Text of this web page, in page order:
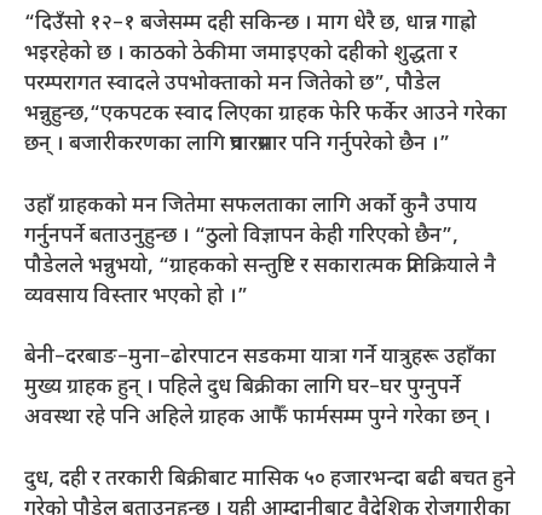
“दिउँसो १२–१ बजेसम्म दही सकिन्छ । माग धेरै छ, धान्न गाह्रो
भइरहेको छ । काठको ठेकीमा जमाइएको दहीको शुद्धता र
परम्परागत स्वादले उपभोक्ताको मन जितेको छ”, पौडेल
भन्नुहुन्छ,“एकपटक स्वाद लिएका ग्राहक फेरि फर्केर आउने गरेका
छन् । बजारीकरणका लागि प्रचारप्रसार पनि गर्नुपरेको छैन ।”
उहाँ ग्राहकको मन जितेमा सफलताका लागि अर्को कुनै उपाय
गर्नुनपर्ने बताउनुहुन्छ । “ठुलो विज्ञापन केही गरिएको छैन”,
पौडेलले भन्नुभयो, “ग्राहकको सन्तुष्टि र सकारात्मक प्रतिक्रियाले नै
व्यवसाय विस्तार भएको हो ।”
बेनी–दरबाङ–मुना–ढोरपाटन सडकमा यात्रा गर्ने यात्रुहरू उहाँका
मुख्य ग्राहक हुन् । पहिले दुध बिक्रीका लागि घर–घर पुग्नुपर्ने
अवस्था रहे पनि अहिले ग्राहक आफैँ फार्मसम्म पुग्ने गरेका छन् ।
दुध, दही र तरकारी बिक्रीबाट मासिक ५० हजारभन्दा बढी बचत हुने